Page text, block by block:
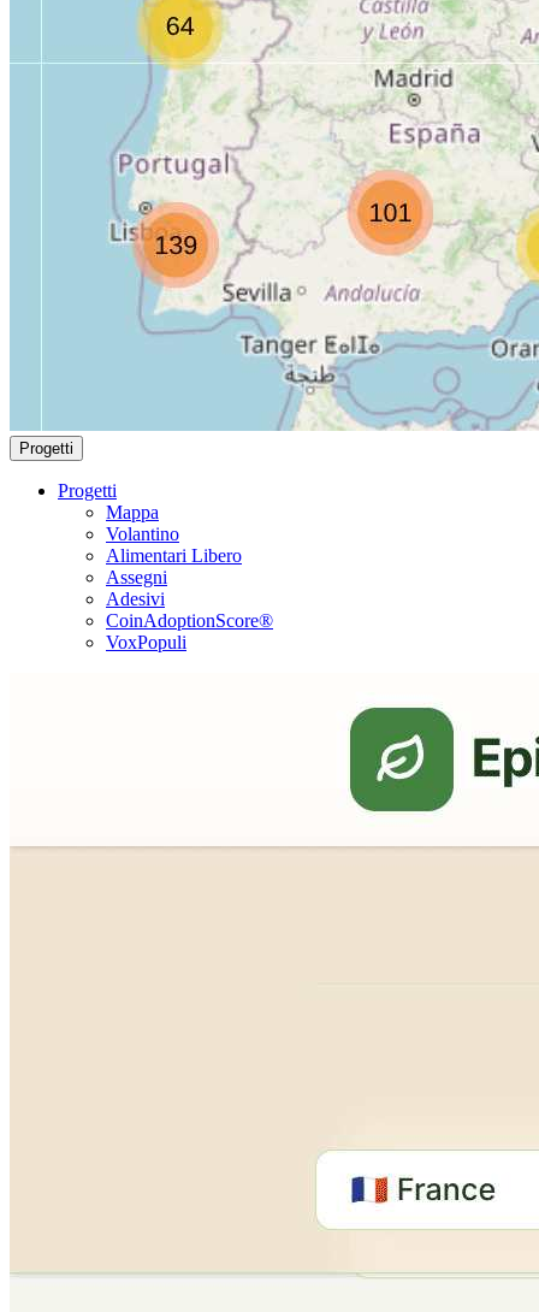
Progetti
Progetti
Mappa
Volantino
Alimentari Libero
Assegni
Adesivi
CoinAdoptionScore®
VoxPopuli